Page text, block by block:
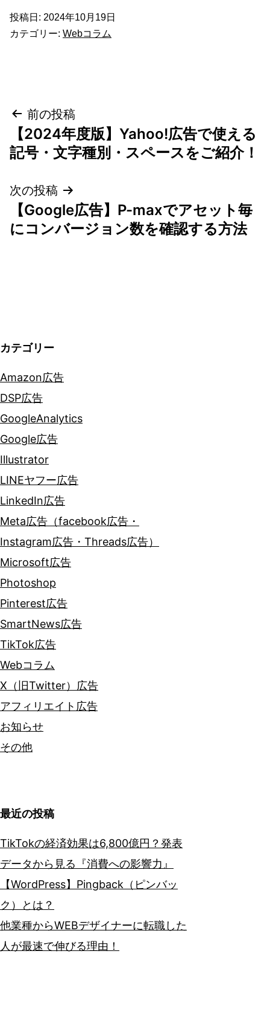
投稿日: 2024年10月19日
カテゴリー: Webコラム
投
稿
ビ
ゲ
ン
前の投稿
【2024年度版】Yahoo!広告で使える
記号・文字種別・スペースをご紹介！
次の投稿
【Google広告】P-maxでアセット毎
にコンバージョン数を確認する方法
カテゴリー
Amazon広告
DSP広告
GoogleAnalytics
Google広告
Illustrator
LINEヤフー広告
LinkedIn広告
Meta広告（facebook広告・
Instagram広告・Threads広告）
Microsoft広告
Photoshop
Pinterest広告
SmartNews広告
TikTok広告
Webコラム
X（旧Twitter）広告
アフィリエイト広告
お知らせ
その他
最近の投稿
TikTokの経済効果は6,800億円？発表
データから見る『消費への影響力』
【WordPress】Pingback（ピンバッ
ク）とは？
他業種からWEBデザイナーに転職した
人が最速で伸びる理由！